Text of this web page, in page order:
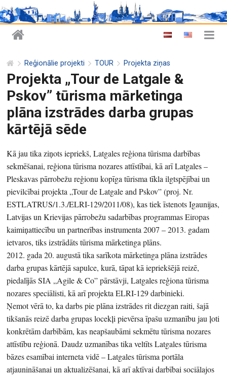
Reģionālie projekti TOUR Projekta ziņas
Projekta „Tour de Latgale &
Pskov” tūrisma mārketinga
plāna izstrādes darba grupas
kārtējā sēde
Kā jau tika ziņots iepriekš, Latgales reģiona tūrisma darbības
sekmēšanai, reģiona tūrisma nozares attīstībai, kā arī Latgales –
Pleskavas pārrobežu reģionu kopīga tūrisma tīkla ilgtspējībai un
pievilcībai projekta „Tour de Latgale and Pskov” (proj. Nr.
ESTLATRUS/1.3./ELRI-129/2011/08), kas tiek īstenots Igaunijas,
Latvijas un Krievijas pārrobežu sadarbības programmas Eiropas
kaimiņattiecību un partnerības instrumenta 2007 – 2013. gadam
ietvaros, tiks izstrādāts tūrisma mārketinga plāns.
2012. gada 20. augustā tika sarīkota mārketinga plāna izstrādes
darba grupas kārtējā sapulce, kurā, tāpat kā iepriekšējā reizē,
piedalījās SIA „Agile & Co” pārstāvji, Latgales reģiona tūrisma
nozares speciālisti, kā arī projekta ELRI-129 darbinieki.
Ņemot vērā to, ka darbs pie plāna izstrādes rit diezgan raiti, šajā
tikšanās reizē darba grupas locekļi pievērsa īpašu uzmanību jau ļoti
konkrētām darbībām, kas neapšaubāmi sekmētu tūrisma nozares
attīstību reģionā. Daudz uzmanības tika veltīts Latgales tūrisma
bāzes esamībai interneta vidē – Latgales tūrisma portāla
atjaunināšanai un aktualizēšanai, kā arī aktīvai darbībai sociālajos